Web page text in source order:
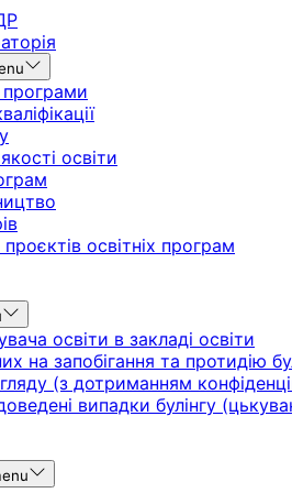
програми
освіти
освітніх програм
освіти в закладі освіти
на запобігання та протидію
(з дотриманням
випадки булінгу